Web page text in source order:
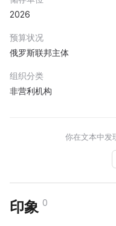
2026
预算状况
俄罗斯联邦主体
组织分类
非营利机构
你在文本中发
印象 0